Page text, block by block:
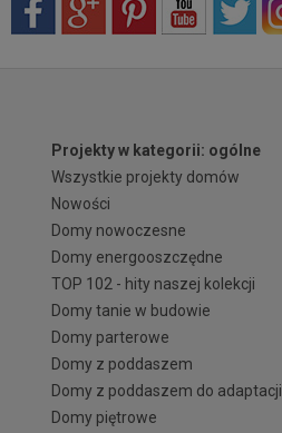
Projekty w kategorii: ogólne
Wszystkie projekty domów
Nowości
Domy nowoczesne
Domy energooszczędne
TOP 102 - hity naszej kolekcji
Domy tanie w budowie
Domy parterowe
Domy z poddaszem
Domy z poddaszem do adaptacji
Domy piętrowe